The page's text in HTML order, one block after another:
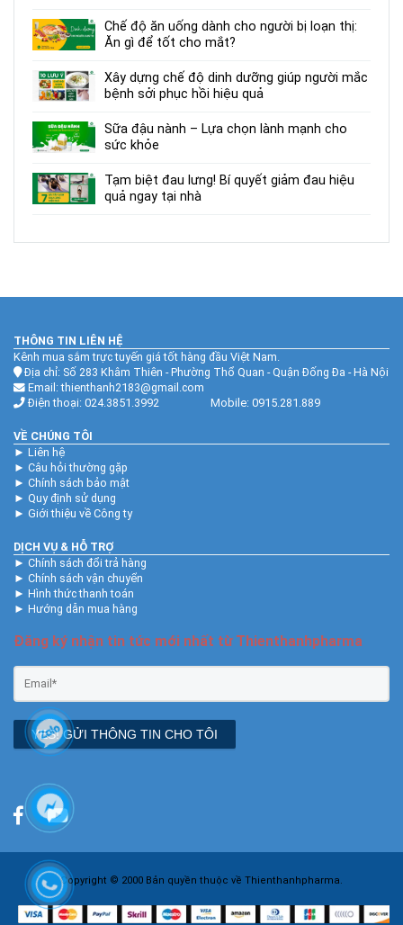
Chế độ ăn uống dành cho người bị loạn thị:
Ăn gì để tốt cho mắt?
Xây dựng chế độ dinh dưỡng giúp người mắc
bệnh sởi phục hồi hiệu quả
Sữa đậu nành – Lựa chọn lành mạnh cho
sức khỏe
Tạm biệt đau lưng! Bí quyết giảm đau hiệu
quả ngay tại nhà
THÔNG TIN LIÊN HỆ
Kênh mua sắm trực tuyến giá tốt hàng đầu Việt Nam.
Địa chỉ: Số 283 Khâm Thiên - Phường Thổ Quan - Quận Đống Đa - Hà Nội
Email: thienthanh2183@gmail.com
Điện thoại: 024.3851.3992 Mobile: 0915.281.889
VỀ CHÚNG TÔI
► Liên hệ
► Câu hỏi thường gặp
► Chính sách bảo mật
► Quy định sử dụng
► Giới thiệu về Công ty
DỊCH VỤ & HỖ TRỢ
► Chính sách đổi trả hàng
► Chính sách vận chuyển
► Hình thức thanh toán
► Hướng dẫn mua hàng
Đăng ký nhận tin tức mới nhất từ Thienthanhpharma
YES! GỬI THÔNG TIN CHO TÔI
Copyright © 2000 Bản quyền thuộc về Thienthanhpharma.